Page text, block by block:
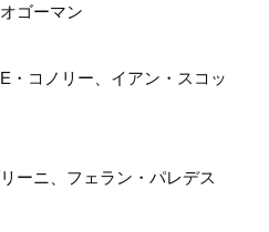
ゴーマン
・コノリー、イアン・スコッ
ーニ、フェラン・パレデス